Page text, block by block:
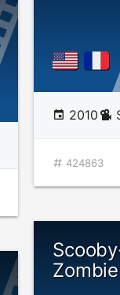
2010
424863